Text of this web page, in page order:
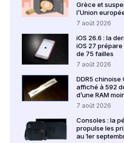
Grèce et
l’Union
7 août 2026
iOS 26.6 : la
iOS 27
de 75 failles
7 août 2026
DDR5 chinoise
affiché à 592
d’une RAM
7 août 2026
Consoles : la
propulse les
au 1er